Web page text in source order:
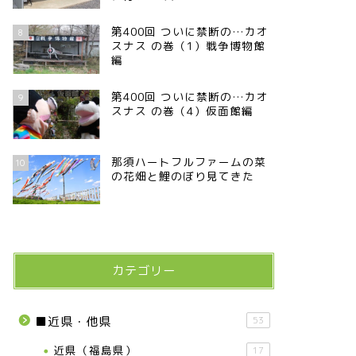
8
第400回 ついに禁断の…カオ
スナス の巻（1）戦争博物館
編
9
第400回 ついに禁断の…カオ
スナス の巻（4）仮面館編
10
那須ハートフルファームの菜
の花畑と鯉のぼり見てきた
カテゴリー
■近県・他県 53
近県（福島県） 17